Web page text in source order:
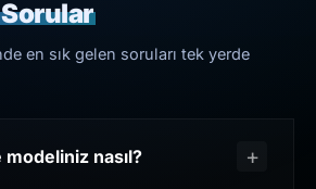
en sık gelen soruları tek yerde
nasıl?